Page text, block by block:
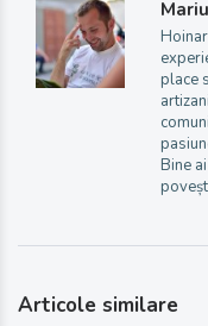
place
Bine
Articole similare